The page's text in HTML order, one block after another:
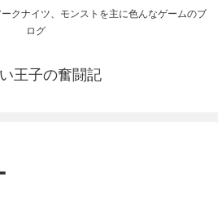
クナイツ、モンストを主に色んなゲームのブ
ログ
王子の奮闘記